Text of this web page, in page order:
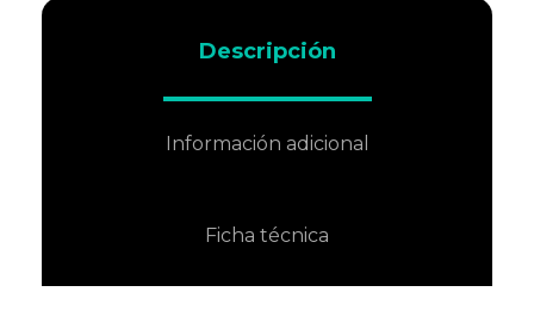
Descripción
Información adicional
Ficha técnica